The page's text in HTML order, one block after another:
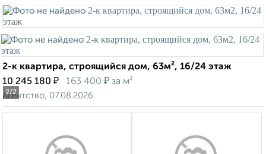
2/2
2-к квартира, строящийся дом, 63м², 16/24 этаж
10 245 180 ₽ 163 400 ₽ за м²
Агентство, 07.08.2026